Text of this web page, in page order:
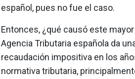
español, pues no fue el caso.
Entonces, ¿qué causó este
Agencia Tributaria española da
recaudación impositiva en los
normativa tributaria,